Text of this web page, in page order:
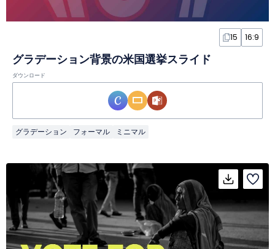
15 16:9
グラデーション背景の米国選挙スライド
ダウンロード
グラデーション フォーマル ミニマル